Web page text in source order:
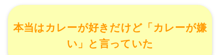
本当はカレーが好きだけど「カレーが嫌
い」と言っていた